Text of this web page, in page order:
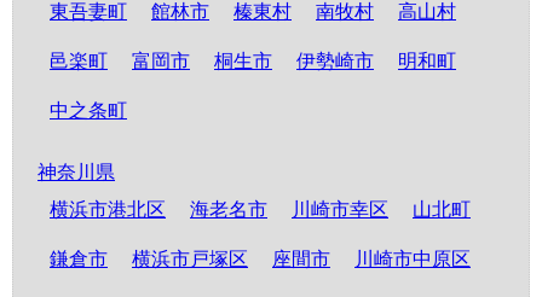
東吾妻町 館林市 榛東村 南牧村 高山村
邑楽町 富岡市 桐生市 伊勢崎市 明和町
中之条町
神奈川県
横浜市港北区
海老名市 川崎市幸区 山北町
鎌倉市 横浜市戸塚区 座間市 川崎市中原区